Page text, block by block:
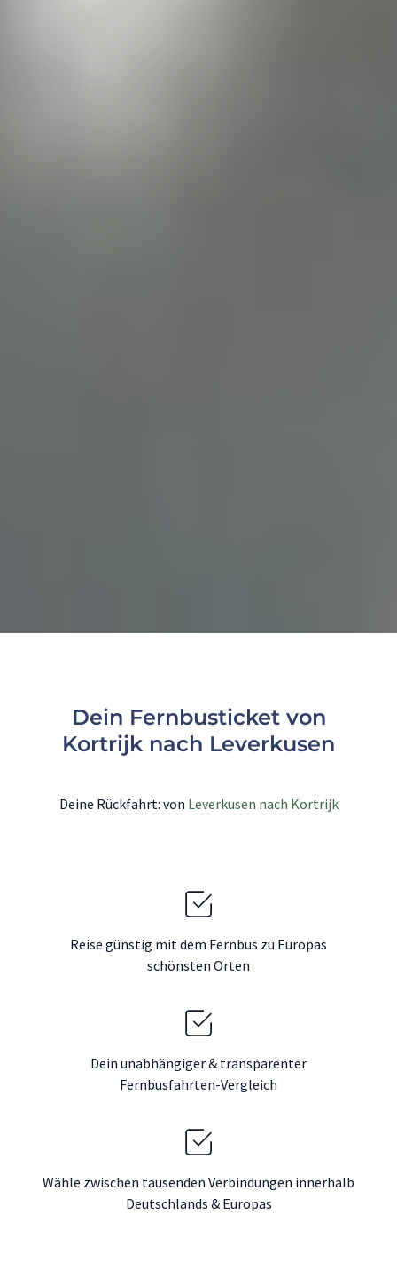
Dein Fernbusticket von
Kortrijk nach Leverkusen
Deine Rückfahrt: von Leverkusen nach Kortrijk
Reise günstig mit dem Fernbus zu Europas
schönsten Orten
Dein unabhängiger & transparenter
Fernbusfahrten-Vergleich
Wähle zwischen tausenden Verbindungen innerhalb
Deutschlands & Europas